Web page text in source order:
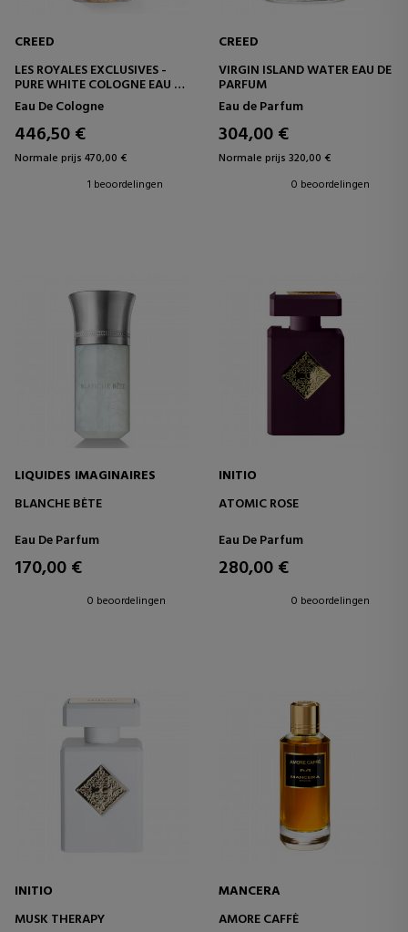
CREED
LES ROYALES EXCLUSIVES -
PURE WHITE COLOGNE EAU DE
COLOGNE
Eau De Cologne
446,50 €
Normale prijs 470,00 €
1 beoordelingen
CREED
VIRGIN ISLAND WATER EAU DE
PARFUM
Eau de Parfum
304,00 €
Normale prijs 320,00 €
0 beoordelingen
LIQUIDES IMAGINAIRES
BLANCHE BÈTE
Eau De Parfum
170,00 €
0 beoordelingen
INITIO
ATOMIC ROSE
Eau De Parfum
280,00 €
0 beoordelingen
INITIO
MUSK THERAPY
MANCERA
AMORE CAFFÈ